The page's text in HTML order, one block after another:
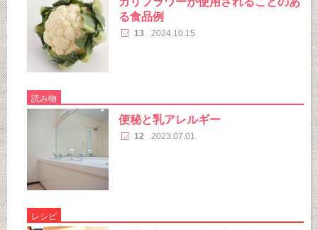
る食品例
13 2024.10.15
読み物
便秘と乳アレルギー
12 2023.07.01
レシピ